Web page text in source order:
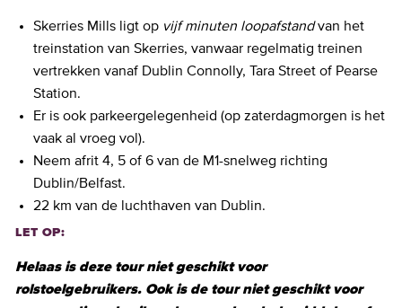
Skerries Mills ligt op vijf minuten loopafstandvan het
treinstation van Skerries, vanwaar regelmatig treinen
vertrekken vanaf Dublin Connolly, Tara Street of Pearse
Station.
Er is ook parkeergelegenheid (op zaterdagmorgen is het
vaak al vroeg vol).
Neem afrit 4, 5 of 6 van de M1-snelweg richting
Dublin/Belfast.
22 km van de luchthaven van Dublin.
LET OP:
Helaas is deze tour niet geschikt voor
rolstoelgebruikers. Ook is de tour niet geschikt voor